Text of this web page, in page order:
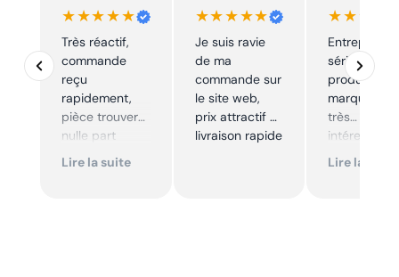
★★★★★
Très réactif,
commande
reçu
rapidement,
pièce trouver
nulle part
ailleurs et
Lire la suite
★★★★★
Je suis ravie
de ma
commande sur
le site web,
prix attractif et
livraison rapide
Entreprise
sérieuse,
produits de
marque à
très
Excellent
Lire la suite